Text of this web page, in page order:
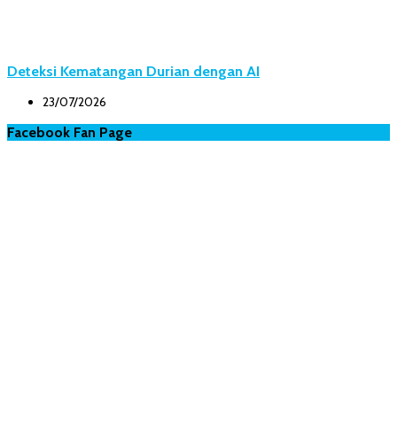
Deteksi Kematangan Durian dengan AI
23/07/2026
Facebook Fan Page